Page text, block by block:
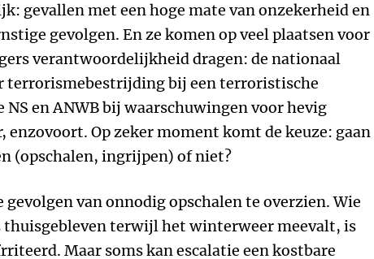
gevallen met een hoge mate van onzekerheid en
gevolgen. En ze komen op veel plaatsen voor
verantwoordelijkheid dragen: de nationaal
terrorismebestrijding bij een terroristische
NS en ANWB bij waarschuwingen voor hevig
enzovoort. Op zeker moment komt de keuze: gaan
(opschalen, ingrijpen) of niet?
gevolgen van onnodig opschalen te overzien. Wie
thuisgebleven terwijl het winterweer meevalt, is
Maar soms kan escalatie een kostbare